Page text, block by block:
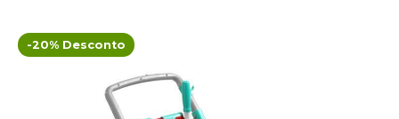
-20% Desconto